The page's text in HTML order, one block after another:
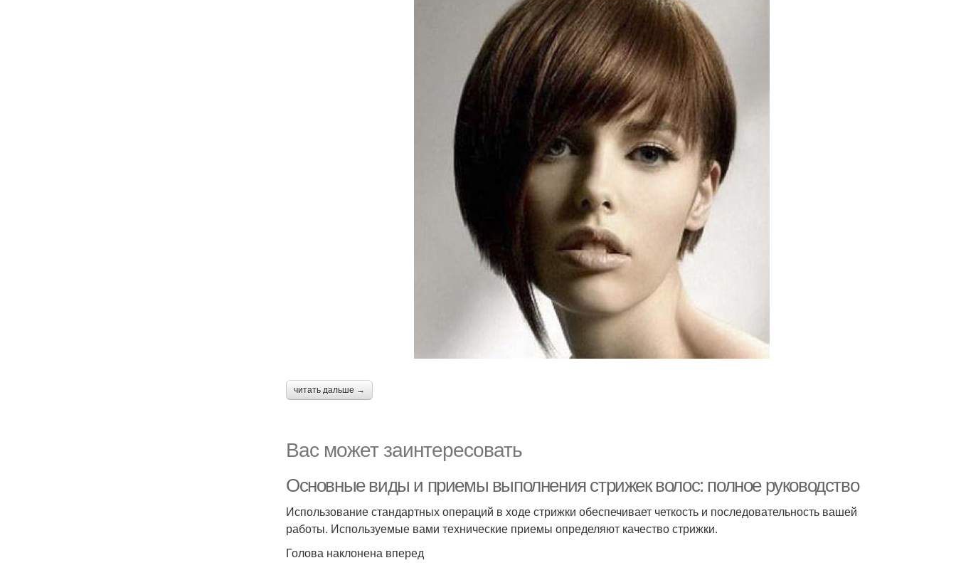
читать дальше →
Вас может заинтересовать
Основные виды и приемы выполнения стрижек волос: полное руководство
Использование стандартных операций в ходе стрижки обеспечивает четкость и последовательность вашей
работы. Используемые вами технические приемы определяют качество стрижки.
Голова наклонена вперед